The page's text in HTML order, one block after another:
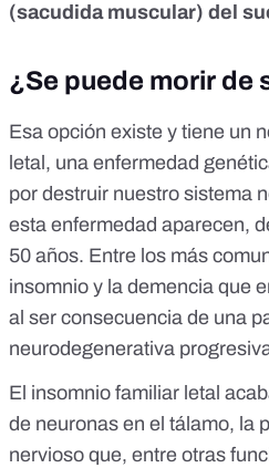
(sacudida muscular) del
¿Se puede morir de
Esa opción existe y tiene un
letal , una enfermedad
por destruir nuestro sistema
esta enfermedad aparecen,
50 años. Entre los más
insomnio y la demencia que
al ser consecuencia de una
neurodegenerativa
El insomnio familiar letal
de neuronas en el tálamo, la
nervioso que, entre otras